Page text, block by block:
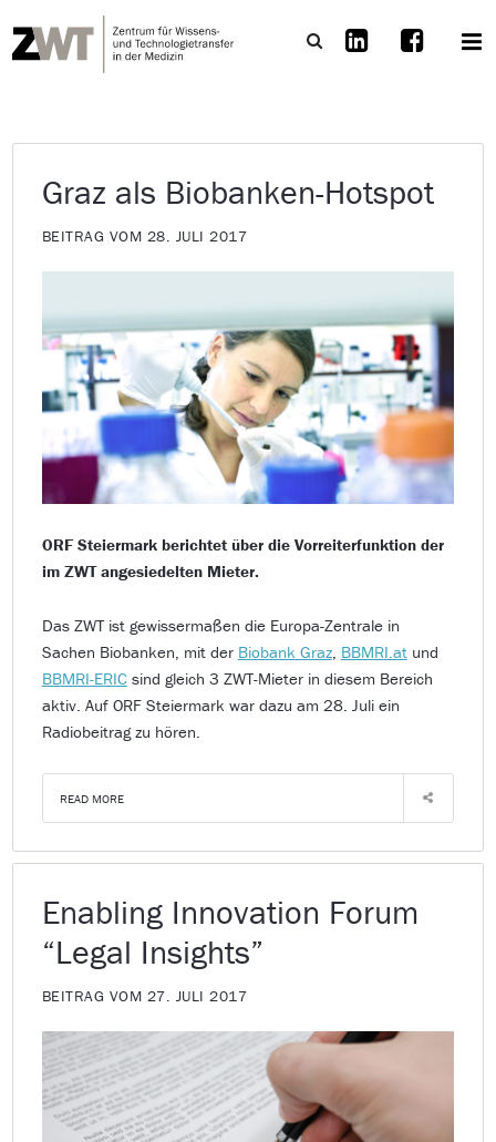
Graz als Biobanken-Hotspot
BEITRAG VOM 28. JULI 2017
ORF Steiermark berichtet über die Vorreiterfunktion der
im ZWT angesiedelten Mieter.
Das ZWT ist gewissermaßen die Europa-Zentrale in
Sachen Biobanken, mit der Biobank Graz, BBMRI.at und
BBMRI-ERICsind gleich 3 ZWT-Mieter in diesem Bereich
aktiv. Auf ORF Steiermark war dazu am 28. Juli ein
Radiobeitrag zu hören.
READ MORE
Enabling Innovation Forum
“Legal Insights”
BEITRAG VOM 27. JULI 2017